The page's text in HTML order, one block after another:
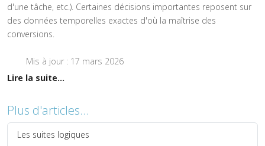
d'une tâche, etc.). Certaines décisions importantes reposent sur
des données temporelles exactes d'où la maîtrise des
conversions.
Mis à jour : 17 mars 2026
Lire la suite...
Plus d'articles...
Les suites logiques